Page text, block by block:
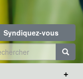
Syndiquez-vous